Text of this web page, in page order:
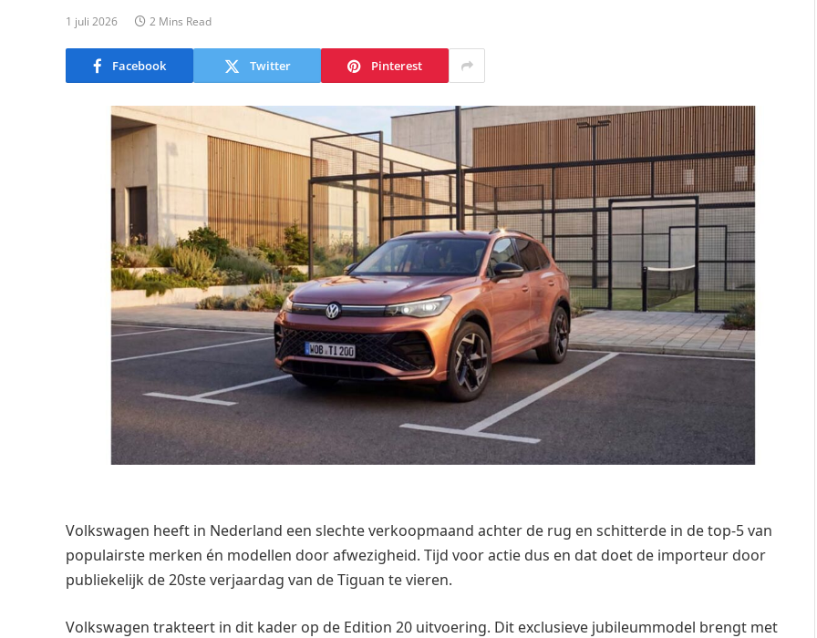
1 juli 2026 2 Mins Read
Facebook Twitter Pinterest
Volkswagen heeft in Nederland een slechte verkoopmaand achter de rug en schitterde in de top-5 van
populairste merken én modellen door afwezigheid. Tijd voor actie dus en dat doet de importeur door
publiekelijk de 20ste verjaardag van de Tiguan te vieren.
Volkswagen trakteert in dit kader op de Edition 20 uitvoering. Dit exclusieve jubileummodel brengt met